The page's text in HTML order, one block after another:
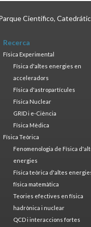
Científico,
Recerca
Física Experimental
Física d'altes energies en
acceleradors
Física d'astropartícules
Física Nuclear
GRID i e-Ciència
Física Mèdica
Física Teòrica
Fenomenologia de Física
energies
Física teòrica d'altes
física matemàtica
Teories efectives en física
hadrònica i nuclear
QCD i interaccions fortes